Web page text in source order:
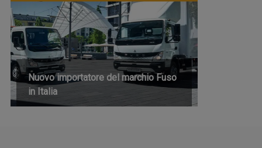
Nuovo importatore del marchio Fuso
in Italia